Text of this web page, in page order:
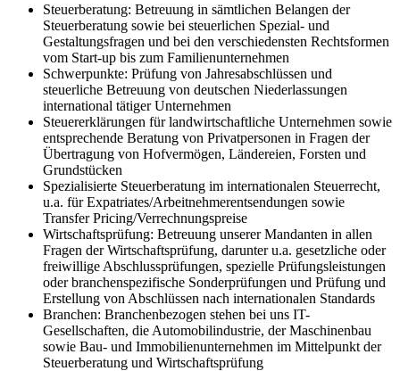
Steuerberatung: Betreuung in sämtlichen Belangen der
Steuerberatung sowie bei steuerlichen Spezial- und
Gestaltungsfragen und bei den verschiedensten Rechtsformen
vom Start-up bis zum Familienunternehmen
Schwerpunkte: Prüfung von Jahresabschlüssen und
steuerliche Betreuung von deutschen Niederlassungen
international tätiger Unternehmen
Steuererklärungen für landwirtschaftliche Unternehmen sowie
entsprechende Beratung von Privatpersonen in Fragen der
Übertragung von Hofvermögen, Ländereien, Forsten und
Grundstücken
Spezialisierte Steuerberatung im internationalen Steuerrecht,
u.a. für Expatriates/Arbeitnehmerentsendungen sowie
Transfer Pricing/Verrechnungspreise
Wirtschaftsprüfung: Betreuung unserer Mandanten in allen
Fragen der Wirtschaftsprüfung, darunter u.a. gesetzliche oder
freiwillige Abschlussprüfungen, spezielle Prüfungsleistungen
oder branchenspezifische Sonderprüfungen und Prüfung und
Erstellung von Abschlüssen nach internationalen Standards
Branchen: Branchenbezogen stehen bei uns IT-
Gesellschaften, die Automobilindustrie, der Maschinenbau
sowie Bau- und Immobilienunternehmen im Mittelpunkt der
Steuerberatung und Wirtschaftsprüfung